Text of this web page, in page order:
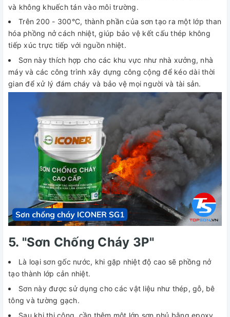
và không khuếch tán vào môi trường.
Trên 200 - 300°C, thành phần của sơn tạo ra một lớp than
hóa phồng nở cách nhiệt, giúp bảo vệ kết cấu thép không
tiếp xúc trực tiếp với nguồn nhiệt.
Sơn này thích hợp cho các khu vực như nhà xưởng, nhà
máy và các công trình xây dựng công cộng để kéo dài thời
gian để xử lý đám cháy và bảo vệ mọi người và tài sản.
5. "Sơn Chống Cháy 3P"
Là loại sơn gốc nước, khi gặp nhiệt độ cao sẽ phồng nở
tạo thành lớp cản nhiệt.
Sơn này được sử dụng cho các vật liệu như thép, gỗ, bê
tông và tường gạch.
Sau khi thi công, cần thêm một lớp sơn phủ bằng epoxy